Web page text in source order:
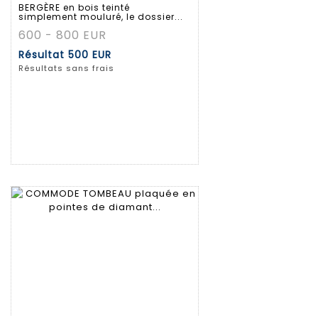
BERGÈRE en bois teinté
simplement mouluré, le dossier...
600 - 800 EUR
Résultat 500 EUR
Résultats sans frais